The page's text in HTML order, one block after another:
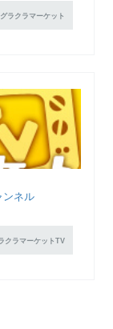
グラクラマーケット
ンネル
クラマーケットTV